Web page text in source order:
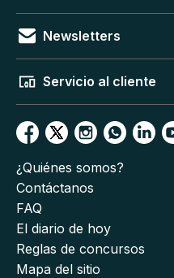
Newsletters
Servicio al cliente
¿Quiénes somos?
Contáctanos
FAQ
El diario de hoy
Reglas de concursos
Mapa del sitio